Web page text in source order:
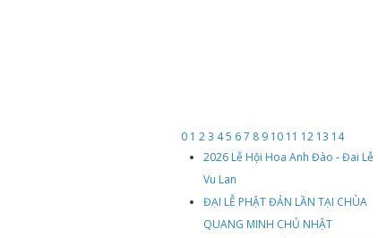
0 1 23 45 67 8 9 10 11 12 13 14
2026 Lễ Hội Hoa Anh Đào - Đai Lễ
Vu Lan
ĐẠI LỄ PHẬT ĐẢN LẦN TẠI CHÙA
QUANG MINH CHỦ NHẬT